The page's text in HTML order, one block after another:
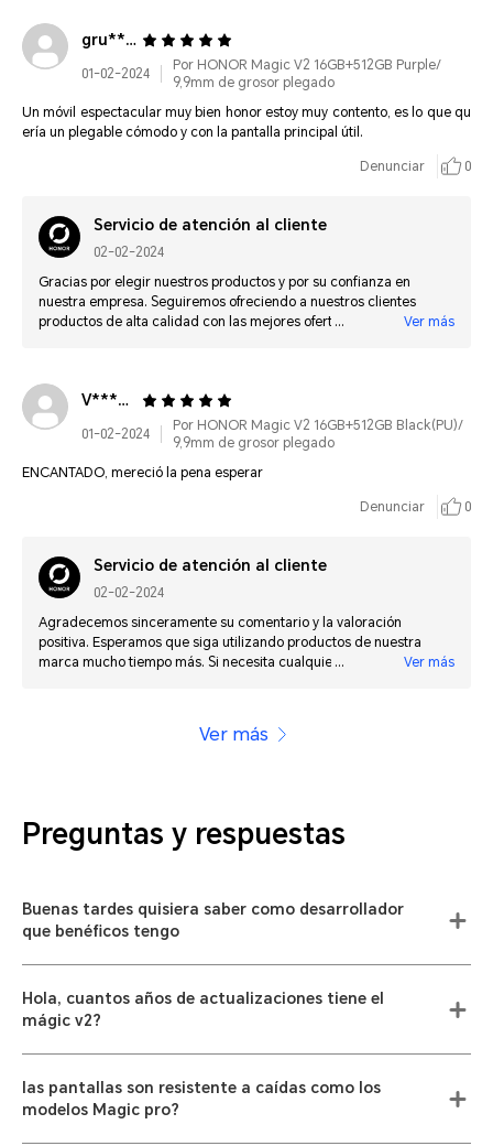
gru***@hotmail.com
01-02-2024
Por HONOR Magic V2 16GB+512GB Purple/
9,9mm de grosor plegado
Un móvil espectacular muy bien honor estoy muy contento, es lo que qu
ería un plegable cómodo y con la pantalla principal útil.
Denunciar 0
Servicio de atención al cliente
02-02-2024
Gracias por elegir nuestros productos y por su confianza en
nuestra empresa. Seguiremos ofreciendo a nuestros clientes
productos de alta calidad con las mejores ofertas y por ello le
actualizada sobre ofertas y lanzamientos.
Ver más
V**************
01-02-2024
Por HONOR Magic V2 16GB+512GB Black(PU)/
9,9mm de grosor plegado
ENCANTADO, mereció la pena esperar
Denunciar 0
Servicio de atención al cliente
02-02-2024
Agradecemos sinceramente su comentario y la valoración
positiva. Esperamos que siga utilizando productos de nuestra
marca mucho tiempo más. Si necesita cualquier informaciónVer más
Ver más
Preguntas y respuestas
Buenas tardes quisiera saber como desarrollador
que benéficos tengo
Hola, cuantos años de actualizaciones tiene el
mágic v2?
las pantallas son resistente a caídas como los
modelos Magic pro?